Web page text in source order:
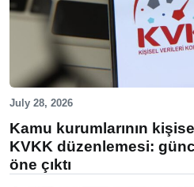
July 28, 2026
Kamu kurumlarının
KVKK düzenlemesi:
öne çıktı